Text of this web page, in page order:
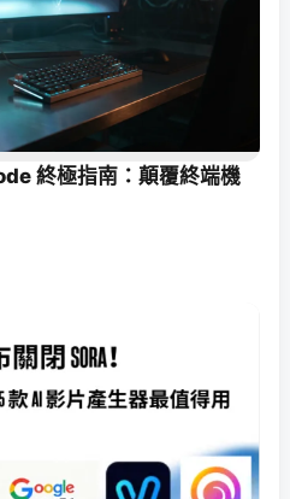
終極指南：顛覆終端機